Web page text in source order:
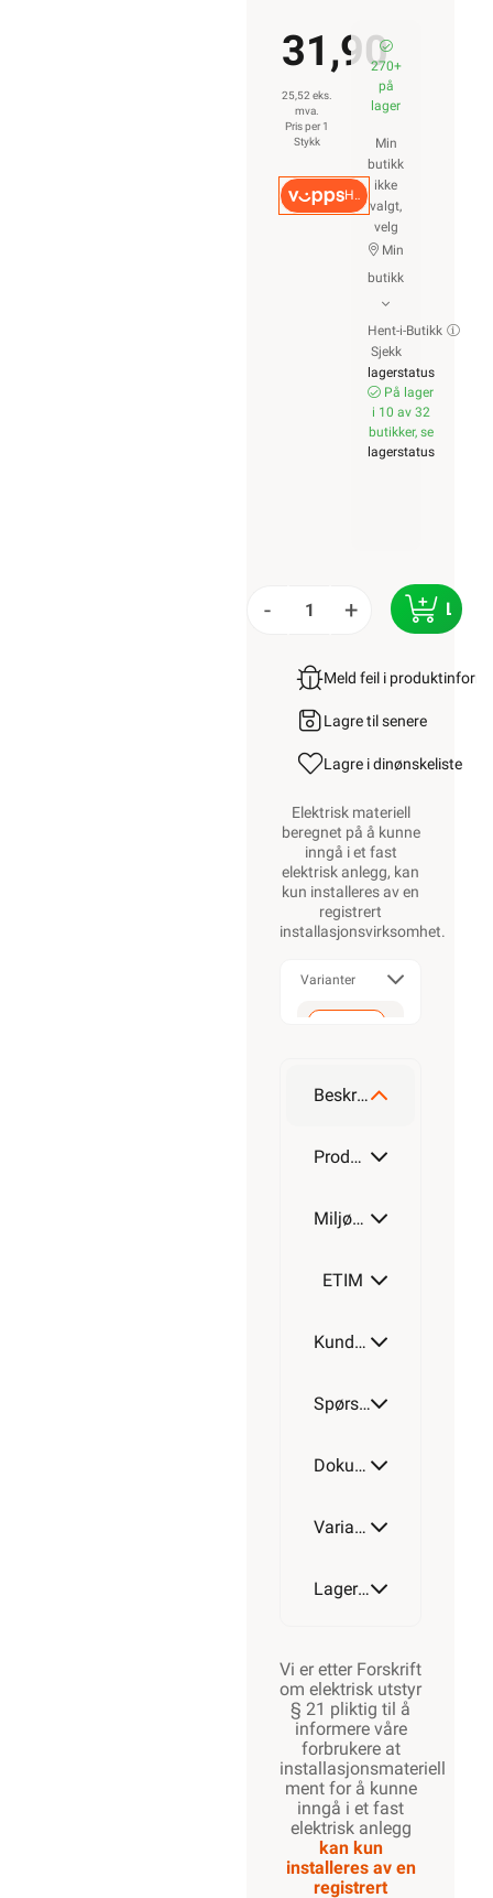
31,90
25,52 eks.
mva.
Pris per 1
Stykk
Hurtigkasse
270+
på
lager
Min
butikk
ikke
valgt,
velg
Min
butikk
Hent-i-Butikk
Sjekk
lagerstatus
På lager
i 10 av 32
butikker, se
lagerstatus
- +
Meld feil i
Lagre til senere
Lagre i dinønskeliste
Elektrisk materiell
beregnet på å kunne
inngå i et fast
elektrisk anlegg, kan
kun installeres av en
registrert
installasjonsvirksomhet.
Varianter
Beskrivelse
Produktdetaljer
Miljøparametere
ETIM
Kundeomtale
Spørsmål og svar
Dokumentasjon
Varianter av artikkel
Lagerstatus
Vi er etter Forskrift
om elektrisk utstyr
§ 21 pliktig til å
informere våre
forbrukere at
installasjonsmateriell
ment for å kunne
inngå i et fast
elektrisk anlegg
kan kun
installeres av en
registrert